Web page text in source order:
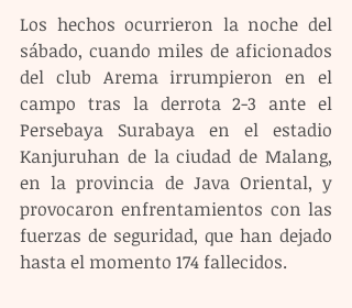
Los hechos ocurrieron la noche del
sábado, cuando miles de aficionados
del club Arema irrumpieron en el
campo tras la derrota 2-3 ante el
Persebaya Surabaya en el estadio
Kanjuruhan de la ciudad de Malang,
en la provincia de Java Oriental, y
provocaron enfrentamientos con las
fuerzas de seguridad, que han dejado
hasta el momento 174 fallecidos.